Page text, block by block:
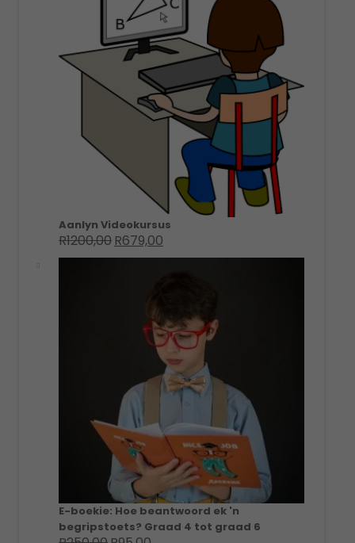
Aanlyn Videokursus
R1200,00 Original
price
R679,00
price
E-boekie: Hoe beantwoord ek 'n
begripstoets? Graad 4 tot graad 6